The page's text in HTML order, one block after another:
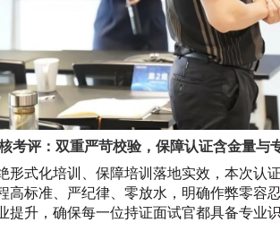
考评：双重严苛校验，保障认证含金量与
形式化培训、保障培训落地实效，本次认
高标准、严纪律、零放水，明确作弊零容
提升，确保每一位持证面试官都具备专业识